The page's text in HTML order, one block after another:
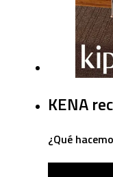
KENA
¿Qué